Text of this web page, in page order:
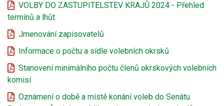
VOLBY DO ZASTUPITELSTEV KRAJŮ 2024 - Přehled
termínů a lhůt
Jmenování zapisovatelů
Informace o počtu a sídle volebních okrsků
Stanovení minimálního počtu členů okrskových volebních
komisí
Oznámení o době a místě konání voleb do Senátu